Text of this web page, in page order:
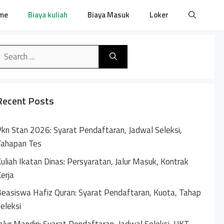
Biaya kuliah Biaya Masuk Loker
Search
Posts
Stan 2026: Syarat Pendaftaran, Jadwal Seleksi,
Tes
Ikatan Dinas: Persyaratan, Jalur Masuk, Kontrak
Hafiz Quran: Syarat Pendaftaran, Kuota, Tahap